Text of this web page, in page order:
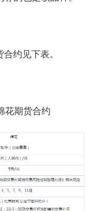
约见下表。
花期货合约